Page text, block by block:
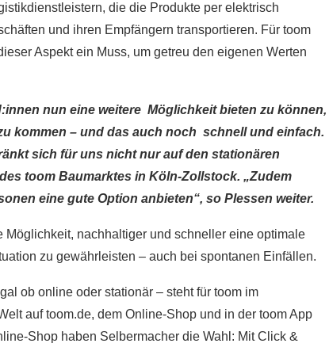
die die Produkte per elektrisch
und ihren Empfängern transportieren. Für toom
Aspekt ein Muss, um getreu den eigenen Werten
nun eine weitere Möglichkeit bieten zu können,
kommen – und das auch noch schnell und einfach.
sich für uns nicht nur auf den stationären
toom Baumarktes in Köln-Zollstock. „Zudem
eine gute Option anbieten“, so Plessen weiter.
nachhaltiger und schneller eine optimale
zu gewährleisten – auch bei spontanen Einfällen.
ob online oder stationär – steht für toom im
auf toom.de, dem Online-Shop und in der toom App
Shop haben Selbermacher die Wahl: Mit Click &